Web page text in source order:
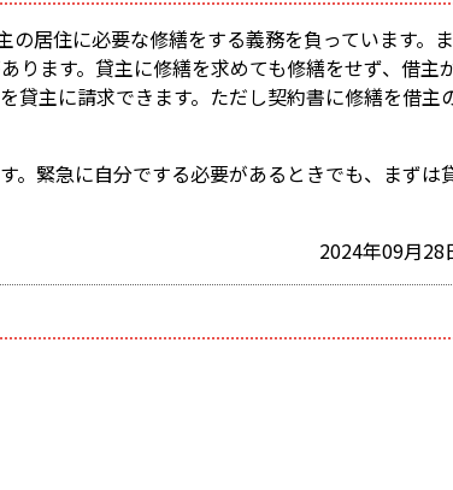
居住に必要な修繕をする義務を負っています。
ります。貸主に修繕を求めても修繕をせず、借主
貸主に請求できます。ただし契約書に修繕を借主
。緊急に自分でする必要があるときでも、まずは
2024年09月28